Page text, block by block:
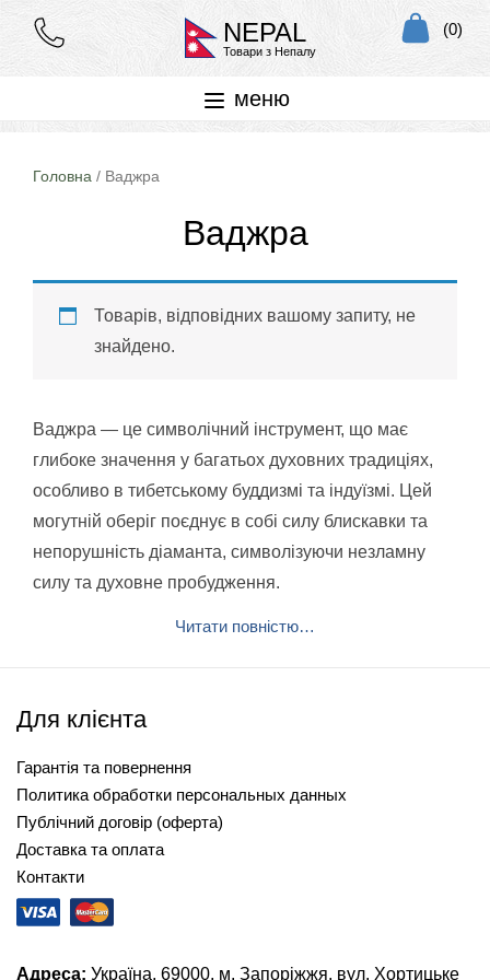
NEPAL
Товари з Непалу
(0)
меню
Головна / Ваджра
Ваджра
Товарів, відповідних вашому запиту, не
знайдено.
Ваджра — це символічний інструмент, що має
глибоке значення у багатьох духовних традиціях,
особливо в тибетському буддизмі та індуїзмі. Цей
могутній оберіг поєднує в собі силу блискавки та
непорушність діаманта, символізуючи незламну
силу та духовне пробудження.
Читати повністю…
Для клієнта
Гарантія та повернення
Политика обработки персональных данных
Публічний договір (оферта)
Доставка та оплата
Контакти
Адреса: Україна, 69000, м. Запоріжжя, вул. Хортицьке